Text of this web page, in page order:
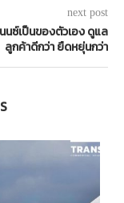
next post
นซ์เป็นของตัวเอง ดูแล
ลูกค้าดีกว่า ยืดหยุ่นกว่า